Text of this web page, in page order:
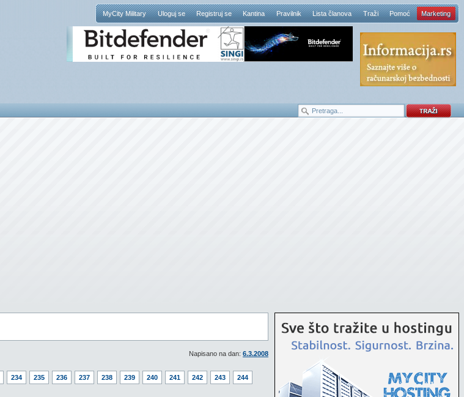
MyCity Military Uloguj se Registruj se Kantina Pravilnik Lista članova Traži Pomoć Marketing
Napisano na dan: 6.3.2008
234 235 236 237 238 239 240 241 242 243
244